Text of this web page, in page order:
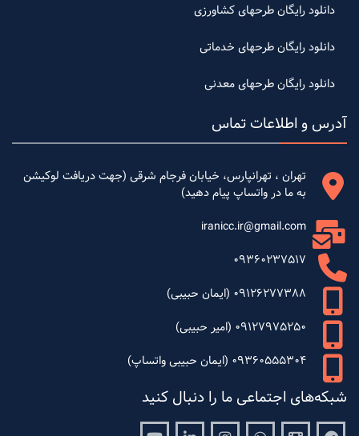
دانلود رایگان طرحهای کشاورزی
دانلود رایگان طرحهای خدماتی
دانلود رایگان طرحهای معدنی
آدرس و اطلاعات تماس
تهران ، تهرانپارس، خیابان فرجام شرقی (جهت دریافت لوکیشن
به ما در واتساپ پیام دهید)
iranicc.ir@gmail.com
09360237517
09126277388 (ایمان حبیبی)
09127975250 (امیر حبیبی)
09360555304 (ایمان حبیبی واتساپ)
شبکه‌های اجتماعی ما را دنبال کنید